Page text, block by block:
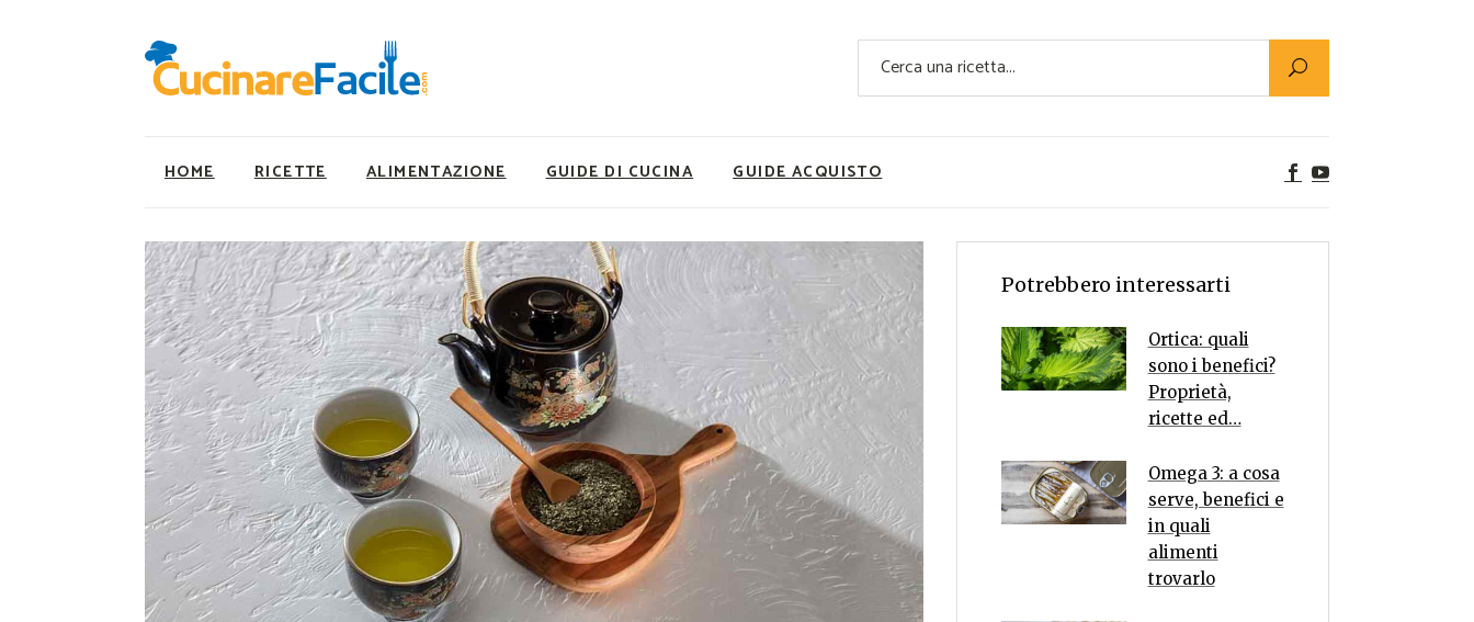
Cerca
HOME RICETTE
Ricette Facili e Veloci
Ricette Primi Piatti
Ricette Antipasti
Ricette Dolci
Ricette Carne
Ricette Secondi
Ricette Pizze e Rustici
Ricette Contorni
Ricette Piatti unici
Ricette Pesce
Video Ricette
ALIMENTAZIONE
Utility
Super Alimenti
Nutrizionista a tavola
Ricette Vegetariane
Ricette Vegane
Rumors
GUIDE DI CUCINA GUIDE ACQUISTO
Ricette Facili e Veloci
Ricette Primi Piatti
Ricette Dolci
Ricette Carne
Ricette Secondi
Ricette Pizze e Rustici
Ricette Contorni
Ricette Piatti unici
Ricette Pesce
Video Ricette
Ricette per Ingrediente
Utility
Super Alimenti
Ricette Vegetariane
Rumors
Potrebbero interessarti
Ortica: quali
sono i benefici?
Proprietà,
ricette ed…
Omega 3: a cosa
serve, benefici e
in quali
alimenti
trovarlo